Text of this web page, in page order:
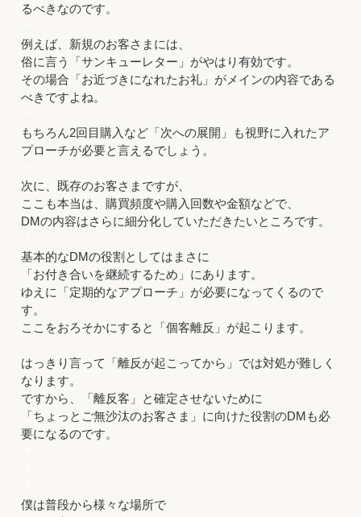
るべきなのです。
例えば、新規のお客さまには、
俗に言う「サンキューレター」がやはり有効です。
その場合「お近づきになれたお礼」がメインの内容である
べきですよね。
もちろん2回目購入など「次への展開」も視野に入れたア
プローチが必要と言えるでしょう。
次に、既存のお客さまですが、
ここも本当は、購買頻度や購入回数や金額などで、
DMの内容はさらに細分化していただきたいところです。
基本的なDMの役割としてはまさに
「お付き合いを継続するため」にあります。
ゆえに「定期的なアプローチ」が必要になってくるので
す。
ここをおろそかにすると「個客離反」が起こります。
はっきり言って「離反が起こってから」では対処が難しく
なります。
ですから、「離反客」と確定させないために
「ちょっとご無沙汰のお客さま」に向けた役割のDMも必
要になるのです。
僕は普段から様々な場所で